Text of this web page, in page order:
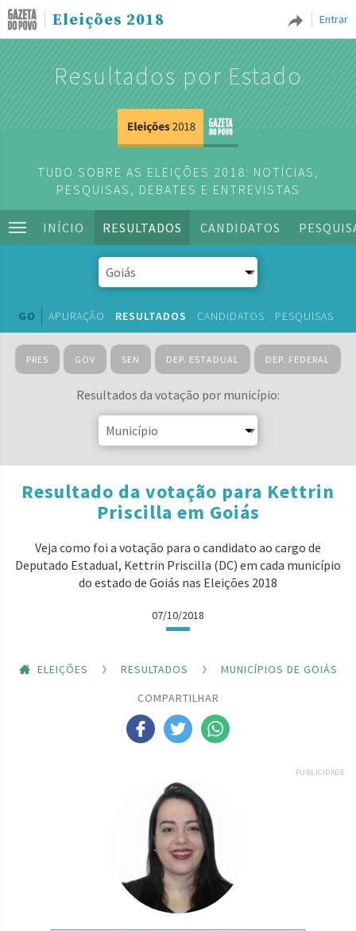
Entrar
Eleições 2018
Resultados por Estado
TUDO SOBRE AS ELEIÇÕES 2018: NOTÍCIAS,
PESQUISAS, DEBATES E ENTREVISTAS
INÍCIO RESULTADOS CANDIDATOS
GO APURAÇÃO RESULTADOS CANDIDATOS PESQUISAS
PRES GOV SEN DEP. ESTADUAL DEP. FEDERAL
Resultados da votação por município:
Resultado da votação para Kettrin
Priscilla em Goiás
Veja como foi a votação para o candidato ao cargo de
Deputado Estadual, Kettrin Priscilla (DC) em cada município
do estado de Goiás nas Eleições 2018
07/10/2018
ELEIÇÕES RESULTADOS
MUNICÍPIOS DE GOIÁS
COMPARTILHAR
PUBLICIDADE